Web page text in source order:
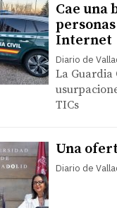
Cae una
Internet
Diario de
La Guardia
TICs
Una
Diario de